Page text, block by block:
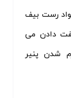
رست بیف
دادن می
شدن پنیر